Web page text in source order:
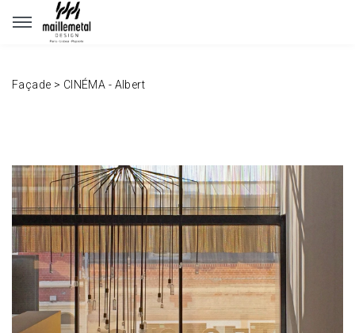
Panneau de gestion des cookies
Façade > CINÉMA - Albert
www.maillemetaldesign.fr" width="1140" height="640">
www.maillemetaldesign.fr" width="1140" height="640">
www.maillemetaldesign.fr" width="1140" height="640">
www.maillemetaldesign.fr" width="1140" height="640">
www.maillemetaldesign.fr" width="1140" height="640">
www.maillemetaldesign.fr" width="1140" height="640">